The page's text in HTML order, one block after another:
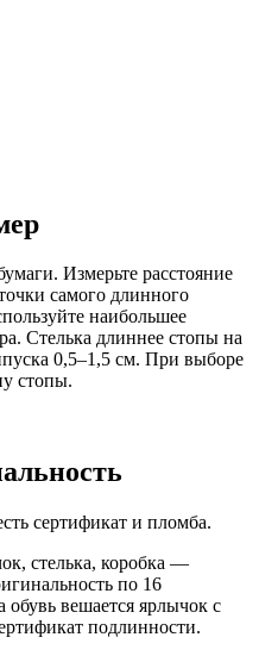
Измерьте расстояние
самого длинного
наибольшее
Стелька длиннее стопы на
0,5–1,5 см. При выборе
стопы.
сертификат и пломба.
стелька, коробка —
по 16
вешается ярлычок с
подлинности.